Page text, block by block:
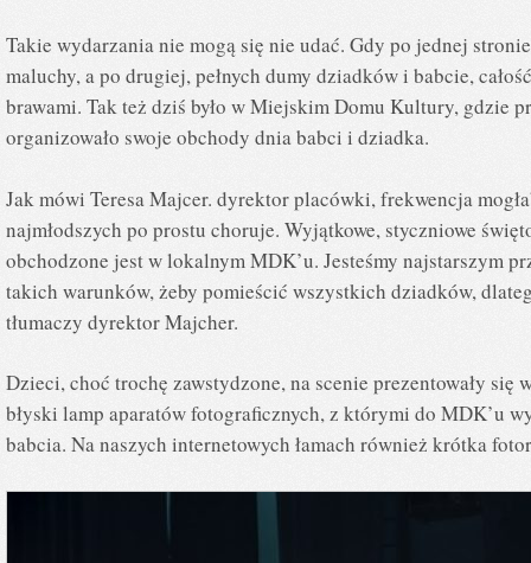
Takie wydarzania nie mogą się nie udać. Gdy po jednej
maluchy, a po drugiej, pełnych dumy dziadków i babcie,
brawami. Tak też dziś było w Miejskim Domu Kultury, gdzie
organizowało swoje obchody dnia babci i dziadka.
Jak mówi Teresa Majcer. dyrektor placówki, frekwencja
najmłodszych po prostu choruje. Wyjątkowe, styczniowe
obchodzone jest w lokalnym MDK’u. Jesteśmy najstarszym
takich warunków, żeby pomieścić wszystkich dziadków,
tłumaczy dyrektor Majcher.
Dzieci, choć trochę zawstydzone, na scenie prezentowały się
błyski lamp aparatów fotograficznych, z którymi do MDK’u
babcia. Na naszych internetowych łamach również krótka